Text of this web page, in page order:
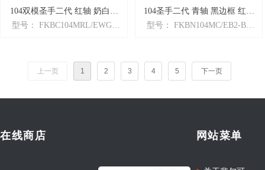
可选配件：马卡龙超薄手托
104双模圣手二代 红轴 奶白色
绿键帽
型号： FKBC104MRL/EWG2
颜色： 奶白色 绿键帽
轴 + 蓝牙/有线双模 + 多媒体功
104圣手二代 青轴 黑边框 红键
帽
型号： FKBN104MC/EB2-BR
颜色： 黑（框体）
特性： 英语ASCII配列 + Cherry
+ 全新二代
上一页 1 2 3 4 5 下一页
网站菜单
在线商店